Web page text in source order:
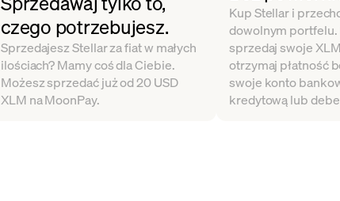
czego potrzebujesz.
Sprzedajesz Stellar za fiat w małych
ilościach? Mamy coś dla Ciebie.
Możesz sprzedać już od 20 USD
XLM na MoonPay.
Kup Stellar i
dowolnym
sprzedaj swoje
otrzymaj płatność
swoje konto
kredytową lub